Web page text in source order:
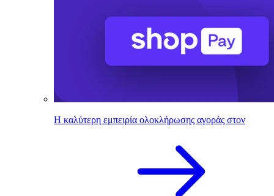
Η καλύτερη εμπειρία ολοκλήρωσης αγοράς στον